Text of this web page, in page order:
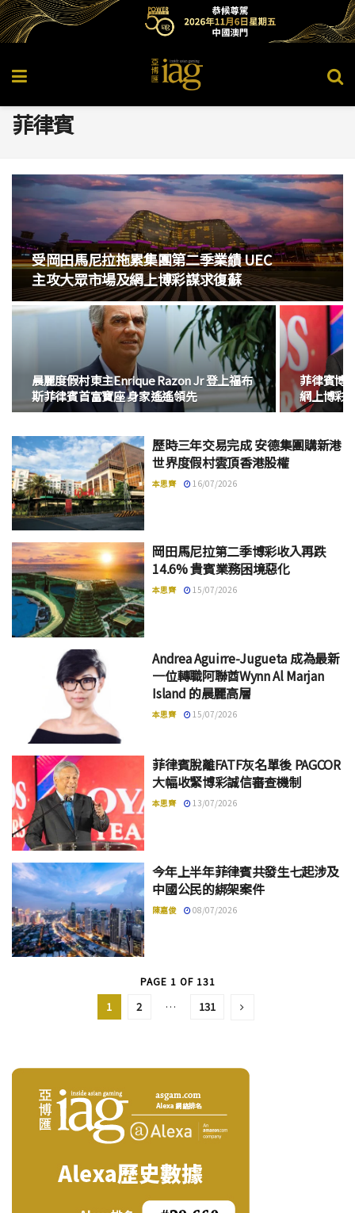
菲律賓
受岡田馬尼拉拖累集團第二季業績 UEC
主攻大眾市場及網上博彩謀求復蘇
晨麗度假村東主Enrique Razon Jr 登上福布
斯菲律賓首富寶座 身家遙遙領先
菲律賓博
網上博彩
歷時三年交易完成 安德集團購新港
世界度假村雲頂香港股權
本思齊 16/07/2026
岡田馬尼拉第二季博彩收入再跌
14.6% 貴賓業務困境惡化
本思齊 15/07/2026
Andrea Aguirre-Jugueta 成為最新
一位轉職阿聯酋Wynn Al Marjan
Island 的晨麗高層
本思齊 15/07/2026
菲律賓脫離FATF灰名單後 PAGCOR
大幅收緊博彩誠信審查機制
本思齊 13/07/2026
今年上半年菲律賓共發生七起涉及
中國公民的綁架案件
陳嘉俊 08/07/2026
PAGE 1 OF 131
1 2 … 131